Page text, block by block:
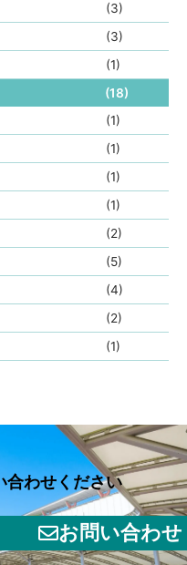
(3)
(3)
(1)
(18)
(1)
(1)
(1)
(1)
(2)
(5)
(4)
(2)
(1)
合わせください
お問い合わせ